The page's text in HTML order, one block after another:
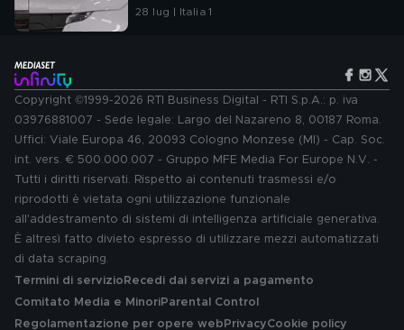
28 lug | Italia 1
Copyright ©1999-2026 RTI Business Digital - RTI S.p.A.: p. iva
03976881007 - Sede legale: Largo del Nazareno 8, 00187 Roma.
Uffici: Viale Europa 46, 20093 Cologno Monzese (MI) - Cap. Soc.
int. vers. € 500.000.007 - Gruppo MFE Media For Europe N.V. -
Tutti i diritti riservati. Rispetto ai contenuti trasmessi e/o
riprodotti è vietata ogni utilizzazione funzionale
all'addestramento di sistemi di intelligenza artificiale generativa.
È altresì fatto divieto espresso di utilizzare mezzi automatizzati
di data scraping.
Termini di servizio Recedi dai servizi a pagamento
Comitato Media e MinoriParental Control
Regolamentazione per opere web PrivacyCookie policy